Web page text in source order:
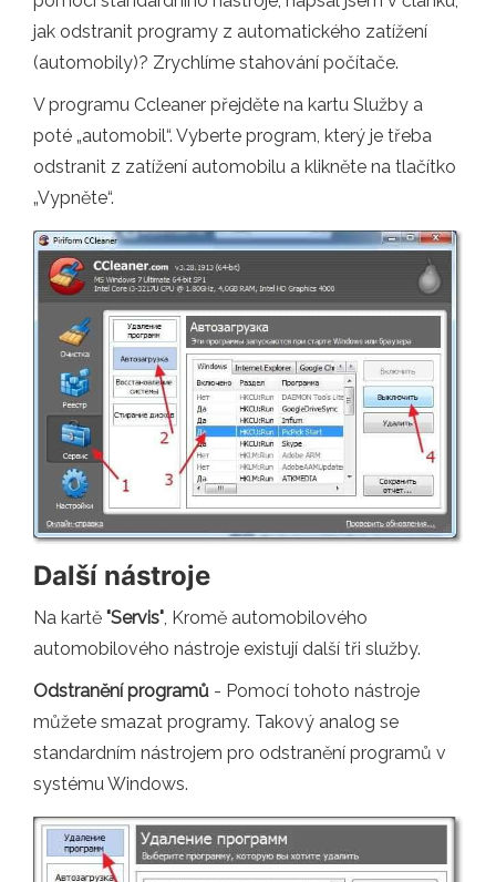
jak odstranit programy z automatického zatížení
(automobily)? Zrychlíme stahování počítače.
V programu Ccleaner přejděte na kartu Služby a
poté „automobil“. Vyberte program, který je třeba
odstranit z zatížení automobilu a klikněte na tlačítko
„Vypněte“.
Další nástroje
Na kartě "Servis", Kromě automobilového
automobilového nástroje existují další tři služby.
Odstranění programů - Pomocí tohoto nástroje
můžete smazat programy. Takový analog se
standardním nástrojem pro odstranění programů v
systému Windows.